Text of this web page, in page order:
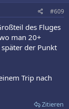
#609
des Fluges
man 20+
der Punkt
Trip nach
Zitieren